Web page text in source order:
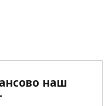
наш